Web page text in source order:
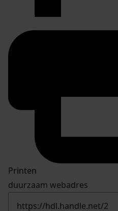
Printen
duurzaam webadres